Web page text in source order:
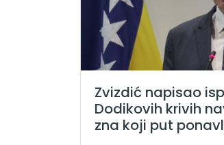
Zvizdić napisao
Dodikovih krivih
zna koji put